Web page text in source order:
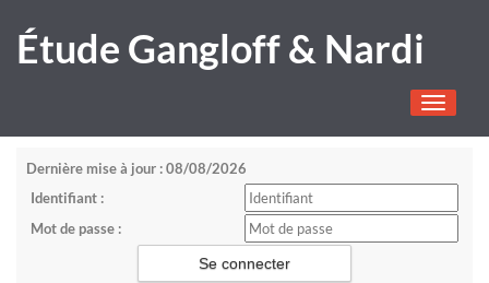
Étude Gangloff & Nardi
Toggle
Dernière mise à jour : 08/08/2026
Identifiant :
Mot de passe :